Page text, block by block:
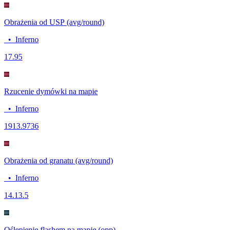
Obrażenia od USP (avg/round)
• Inferno
17.95
Rzucenie dymówki na mapie
• Inferno
1913.9736
Obrażenia od granatu (avg/round)
• Inferno
14.13.5